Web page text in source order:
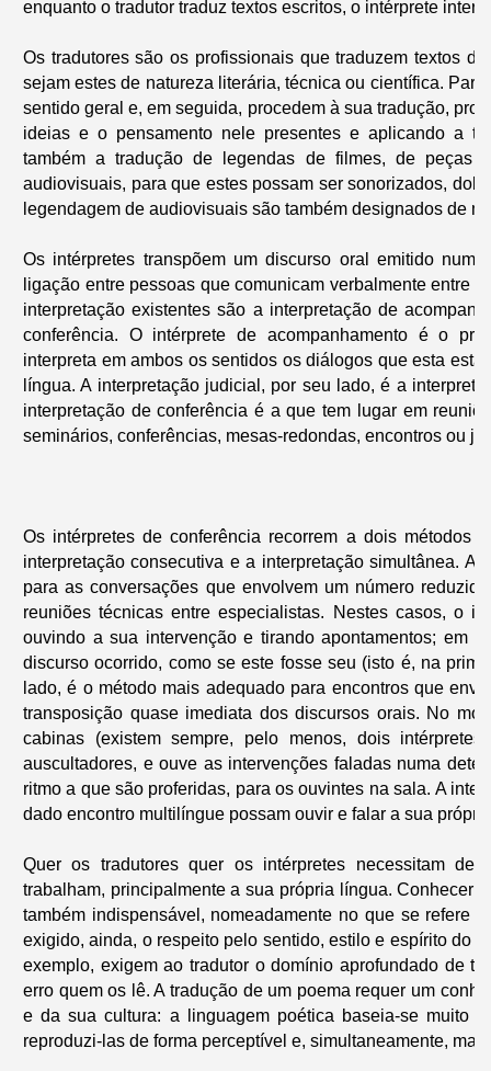
enquanto o tradutor traduz textos escritos, o intérprete
Os tradutores são os profissionais que traduzem textos
sejam estes de natureza literária, técnica ou científica.
sentido geral e, em seguida, procedem à sua tradução,
ideias e o pensamento nele presentes e aplicando a
também a tradução de legendas de filmes, de peças
audiovisuais, para que estes possam ser sonorizados,
legendagem de audiovisuais são também designados de
Os intérpretes transpõem um discurso oral emitido
ligação entre pessoas que comunicam verbalmente entre
interpretação existentes são a interpretação de
conferência. O intérprete de acompanhamento é o
interpreta em ambos os sentidos os diálogos que esta
língua. A interpretação judicial, por seu lado, é a
interpretação de conferência é a que tem lugar em
seminários, conferências, mesas-redondas, encontros ou
Os intérpretes de conferência recorrem a dois métodos
interpretação consecutiva e a interpretação simultânea.
para as conversações que envolvem um número
reuniões técnicas entre especialistas. Nestes casos, o
ouvindo a sua intervenção e tirando apontamentos; em
discurso ocorrido, como se este fosse seu (isto é, na
lado, é o método mais adequado para encontros que
transposição quase imediata dos discursos orais. No
cabinas (existem sempre, pelo menos, dois
auscultadores, e ouve as intervenções faladas numa
ritmo a que são proferidas, para os ouvintes na sala. A
dado encontro multilíngue possam ouvir e falar a sua
Quer os tradutores quer os intérpretes necessitam de
trabalham, principalmente a sua própria língua. Conhecer
também indispensável, nomeadamente no que se refere
exigido, ainda, o respeito pelo sentido, estilo e espírito do
exemplo, exigem ao tradutor o domínio aprofundado de
erro quem os lê. A tradução de um poema requer um
e da sua cultura: a linguagem poética baseia-se muito
reproduzi-las de forma perceptível e, simultaneamente,